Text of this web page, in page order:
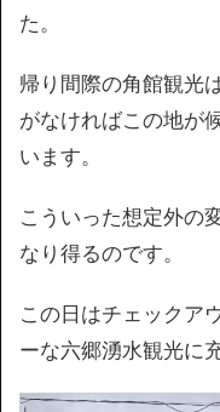
た。
帰り間際の角館観光
がなければこの地が
います。
こういった想定外の
なり得るのです。
この日はチェックア
ーな六郷湧水観光に